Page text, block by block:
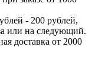
- 200 рублей,
или на следующий.
доставка от 2000